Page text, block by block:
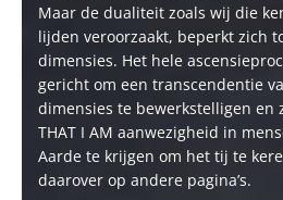
Maar de dualiteit zoals wij die
lijden veroorzaakt, beperkt zich
dimensies. Het hele
gericht om een transcendentie
dimensies te bewerkstelligen en
THAT I AM aanwezigheid in
Aarde te krijgen om het tij te
daarover op andere pagina’s.